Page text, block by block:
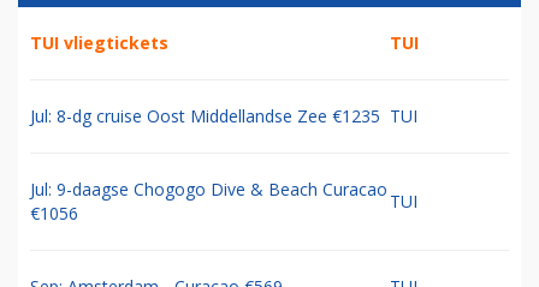
TUI vliegtickets TUI
Jul: 8-dg cruise Oost Middellandse Zee €1235 TUI
Jul: 9-daagse Chogogo Dive & Beach Curacao
€1056
TUI